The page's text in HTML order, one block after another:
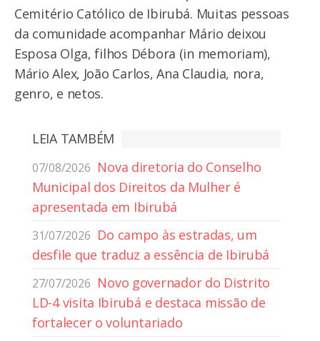
Cemitério Católico de Ibirubá. Muitas pessoas
da comunidade acompanhar Mário deixou
Esposa Olga, filhos Débora (in memoriam),
Mário Alex, João Carlos, Ana Claudia, nora,
genro, e netos.
LEIA TAMBÉM
07/08/2026 Nova diretoria do Conselho
Municipal dos Direitos da Mulher é
apresentada em Ibirubá
31/07/2026 Do campo às estradas, um
desfile que traduz a essência de Ibirubá
27/07/2026 Novo governador do Distrito
LD-4 visita Ibirubá e destaca missão de
fortalecer o voluntariado